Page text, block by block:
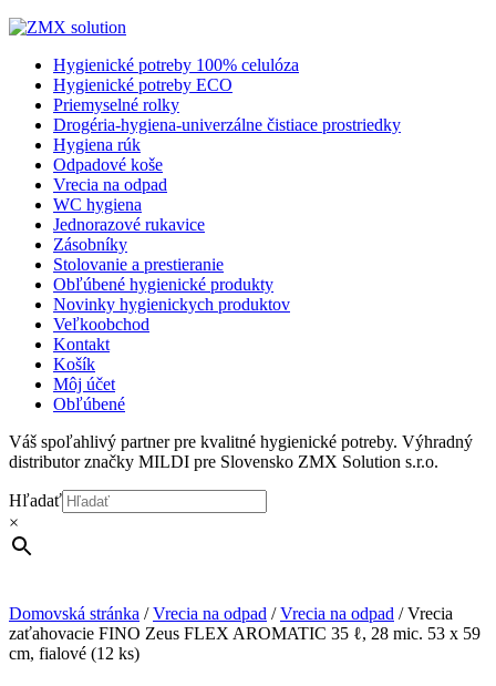
Hygienické potreby 100% celulóza
Hygienické potreby ECO
Priemyselné rolky
Drogéria-hygiena-univerzálne čistiace prostriedky
Hygiena rúk
Odpadové koše
Vrecia na odpad
WC hygiena
Jednorazové rukavice
Zásobníky
Stolovanie a prestieranie
Obľúbené hygienické produkty
Novinky hygienickych produktov
Veľkoobchod
Kontakt
Košík
Môj účet
Obľúbené
Váš spoľahlivý partner pre kvalitné hygienické potreby. Výhradný
distributor značky MILDI pre Slovensko ZMX Solution s.r.o.
Hľadať
×
Domovská stránka /Vrecia na odpad /Vrecia na odpad /Vrecia
zaťahovacie FINO Zeus FLEX AROMATIC 35 ℓ, 28 mic. 53 x 59
cm, fialové (12 ks)